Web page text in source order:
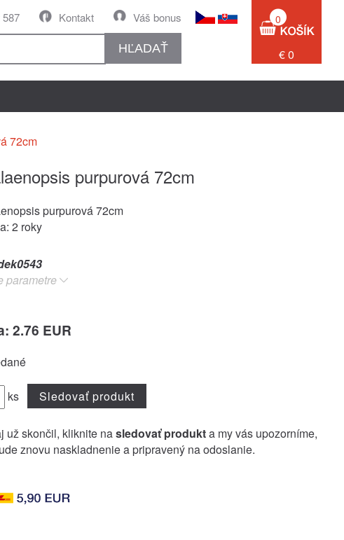
Váš bonus
Kontakt
587
HĽADAŤ
0
€ 0
72cm
purpurová 72cm
purpurová 72cm
2 roky
parametre
2.76 EUR
ks Sledovať produkt
už skončil, kliknite nasledovať produkta my vás upozorníme,
znovu naskladnenie a pripravený na odoslanie.